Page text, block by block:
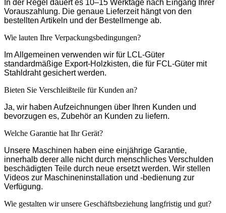
In der Regel dauert es 10–15 Werktage nach Eingang Ihrer
Vorauszahlung. Die genaue Lieferzeit hängt von den
bestellten Artikeln und der Bestellmenge ab.
Wie lauten Ihre Verpackungsbedingungen?
Im Allgemeinen verwenden wir für LCL-Güter
standardmäßige Export-Holzkisten, die für FCL-Güter mit
Stahldraht gesichert werden.
Bieten Sie Verschleißteile für Kunden an?
Ja, wir haben Aufzeichnungen über Ihren Kunden und
bevorzugen es, Zubehör an Kunden zu liefern.
Welche Garantie hat Ihr Gerät?
Unsere Maschinen haben eine einjährige Garantie,
innerhalb derer alle nicht durch menschliches Verschulden
beschädigten Teile durch neue ersetzt werden. Wir stellen
Videos zur Maschineninstallation und -bedienung zur
Verfügung.
Wie gestalten wir unsere Geschäftsbeziehung langfristig und gut?